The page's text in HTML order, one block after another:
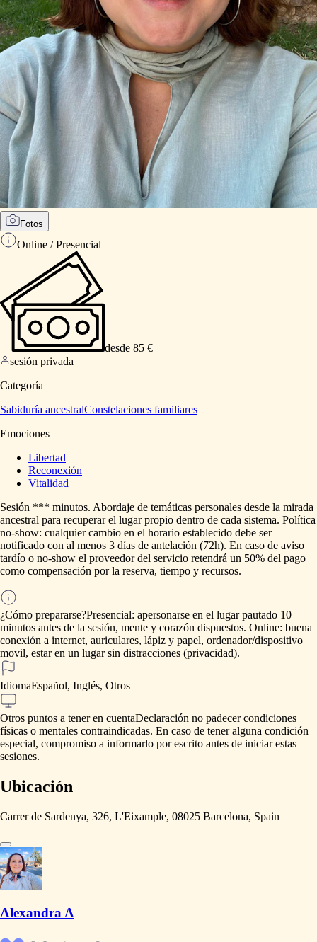
Fotos
Online / Presencial
desde 85 €
sesión privada
Categoría
Sabiduría ancestralConstelaciones familiares
Emociones
Libertad
Reconexión
Vitalidad
Sesión *** minutos. Abordaje de temáticas personales desde la mirada
ancestral para recuperar el lugar propio dentro de cada sistema. Política
no-show: cualquier cambio en el horario establecido debe ser
notificado con al menos 3 días de antelación (72h). En caso de aviso
tardío o no-show el proveedor del servicio retendrá un 50% del pago
como compensación por la reserva, tiempo y recursos.
¿Cómo prepararse?Presencial: apersonarse en el lugar pautado 10
minutos antes de la sesión, mente y corazón dispuestos. Online: buena
conexión a internet, auriculares, lápiz y papel, ordenador​/​dispositivo
movil, estar en un lugar sin distracciones (privacidad).
IdiomaEspañol, Inglés, Otros
Otros puntos a tener en cuentaDeclaración no padecer condiciones
físicas o mentales contraindicadas. En caso de tener alguna condición
especial, compromiso a informarlo por escrito antes de iniciar estas
sesiones.
Ubicación
Carrer de Sardenya, 326, L'Eixample, 08025 Barcelona, Spain
Alexandra A